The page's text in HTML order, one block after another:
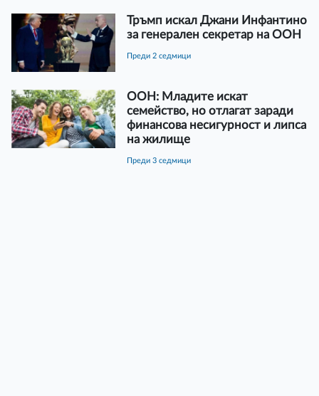
Тръмп искал Джани Инфантино
за генерален секретар на ООН
преди 2 седмици
ООН: Младите искат
семейство, но отлагат заради
финансова несигурност и липса
на жилище
преди 3 седмици